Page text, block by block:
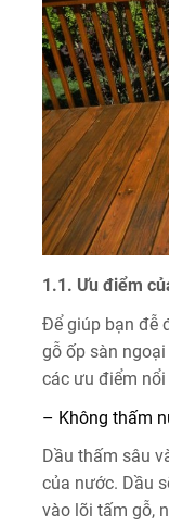
1.1. Ưu điểm
Để giúp bạn đễ
gỗ ốp sàn
các ưu điểm
– Không thấm
Dầu thấm sâu
của nước. Dầu
vào lõi tấm gỗ,